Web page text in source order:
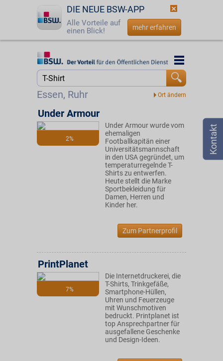
DIE NEUE BSW-APP
Alle Vorteile auf
einen Blick!
mehr erfahren
Startseite
Login
☎ 0800 - 279 25 82
Essen, Ruhr
Startseite
2%
Under Armour
Under Armour wurde vom
ehemaligen
Footballkapitän einer
Universitätsmannschaft
in den USA gegründet, um
temperaturregelnde T-
Shirts zu entwerfen.
Heute stellt die Marke
Sportbekleidung für
Damen, Herren und
Kinder her.
Zum Partnerprofil
7%
PrintPlanet
Die Internetdruckerei, die
T-Shirts, Trinkgefäße,
Smartphone-Hüllen,
Uhren und Feuerzeuge
mit Wunschmotiven
bedruckt. Printplanet ist
top Ansprechpartner für
ausgefallene Geschenke
und Design-Ideen.